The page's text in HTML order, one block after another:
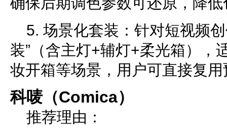
5. 场景化套装：针对短视频
装”（含主灯+辅灯+柔光箱），
妆开箱等场景，用户可直接复
科唛（Comica）
推荐理由：